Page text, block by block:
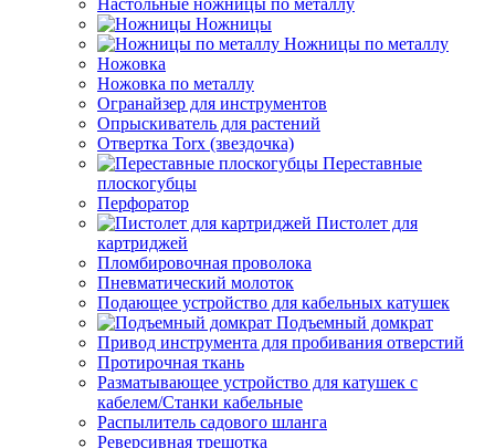
Настольные ножницы по металлу
Ножницы
Ножницы по металлу
Ножовка
Ножовка по металлу
Огранайзер для инструментов
Опрыскиватель для растений
Отвертка Torx (звездочка)
Переставные
плоскогубцы
Перфоратор
Пистолет для
картриджей
Пломбировочная проволока
Пневматический молоток
Подающее устройство для кабельных катушек
Подъемный домкрат
Привод инструмента для пробивания отверстий
Протирочная ткань
Разматывающее устройство для катушек с
кабелем/Станки кабельные
Распылитель садового шланга
Реверсивная трещотка